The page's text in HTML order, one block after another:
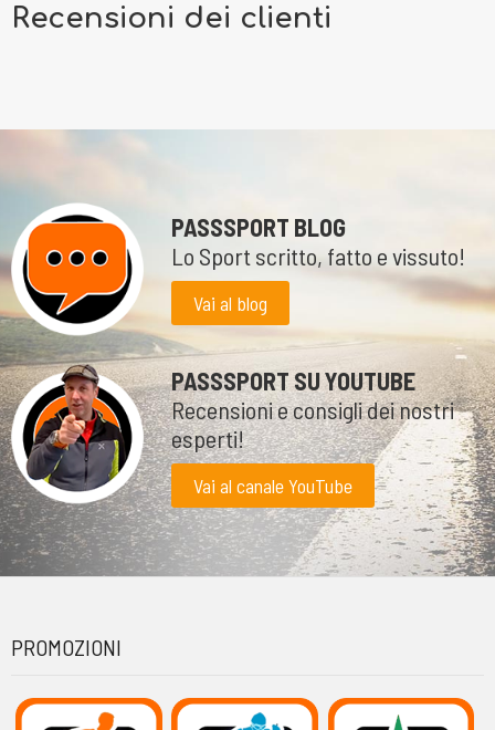
Recensioni dei clienti
PASSSPORT BLOG
Lo Sport scritto, fatto e vissuto!
Vai al blog
PASSSPORT SU YOUTUBE
Recensioni e consigli dei nostri
esperti!
Vai al canale YouTube
PROMOZIONI